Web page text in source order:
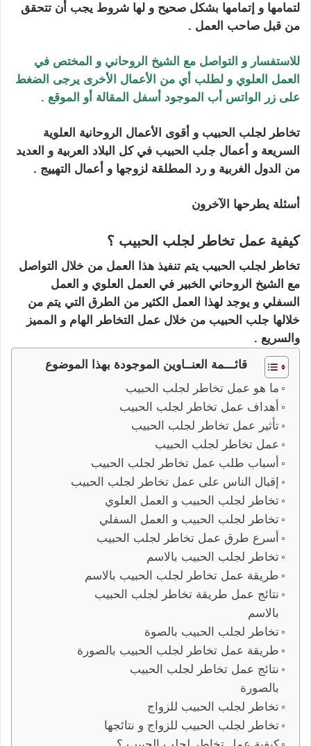
لتمامها و إتمامها بشكل صحيح و لها شروط يجب أن تتحقق
من قبل صاحب العمل .
للاستفسار و التواصل مع الشيخ الروحاني و المختص في
العمل العلوي و لطلب أي من الأعمال الأخرى يرجى الضغط
على زر الواتس أب الموجود أسفل المقالة أو الموقع .
تخاطر لجلب الحبيب و أقوى الأعمال الروحانية العلوية
السريعة و أعمال جلب الحبيب في كل البلاد العربية و العديد
من الدول الغربية و رد المطلقة لزوجها و أعمال التهييج .
أسئلة يطرحها الآخرون
كيفية عمل تخاطر لجلب الحبيب ؟
تخاطر لجلب الحبيب يتم تنفيذ هذا العمل من خلال التواصل
مع الشيخ الروحاني الخبير في العمل العلوي و العمل
السفلي و يوجد لهذا العمل الكثير من الطرق التي يتم من
خلالها جلب الحبيب من خلال عمل التخاطر الهام و المميز
والسريع .
قائـــمة العنــاوين الموجودة بهذا الموضوع
ما هو عمل تخاطر لجلب الحبيب
أهداف عمل تخاطر لجلب الحبيب
تأثير عمل تخاطر لجلب الحبيب
عمل تخاطر لجلب الحبيب
أسباب طلب عمل تخاطر لجلب الحبيب
إقبال الناس على عمل تخاطر لجلب الحبيب
تخاطر لجلب الحبيب و العمل العلوي
تخاطر لجلب الحبيب و العمل السفلي
أسرع طرق عمل تخاطر لجلب الحبيب
تخاطر لجلب الحبيب بالاسم
طريقة عمل تخاطر لجلب الحبيب بالاسم
نتائج عمل طريقة تخاطر لجلب الحبيب
بالاسم
تخاطر لجلب الحبيب بالصوة
طريقة عمل تخاطر لجلب الحبيب بالصورة
نتائج عمل تخاطر لجلب الحبيب
بالصورة
تخاطر لجلب الحبيب للزواج
تخاطر لجلب الحبيب للزواج و نتائجها